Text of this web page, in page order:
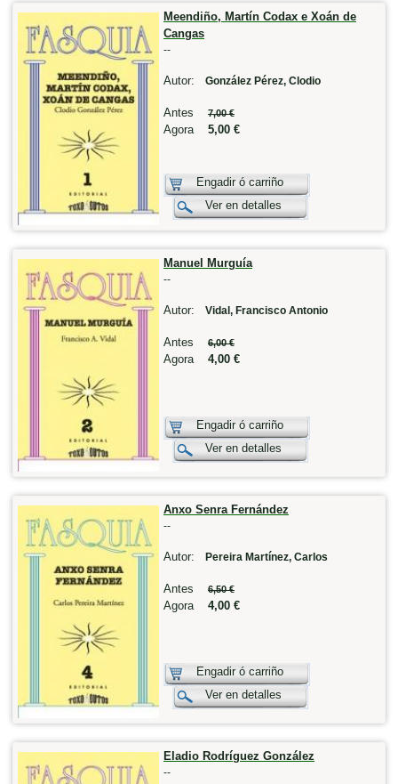
Meendiño, Martín Codax e Xoán de
Cangas
--
Autor: González Pérez, Clodio
Antes 7,00 €
Agora 5,00 €
Engadir ó carriño
Ver en detalles
Manuel Murguía
--
Autor: Vidal, Francisco Antonio
Antes 6,00 €
Agora 4,00 €
Engadir ó carriño
Ver en detalles
Anxo Senra Fernández
--
Autor: Pereira Martínez, Carlos
Antes 6,50 €
Agora 4,00 €
Engadir ó carriño
Ver en detalles
Eladio Rodríguez González
--